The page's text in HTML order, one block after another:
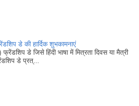
डे की हार्दिक शुभकामनाएं
डे जिसे हिंदी भाषा में मित्रता दिवस या मैत्री
डे प्रत्...